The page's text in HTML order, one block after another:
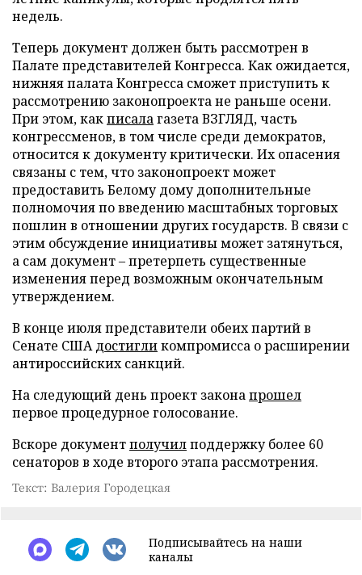
недель.
Теперь документ должен быть рассмотрен в
Палате представителей Конгресса. Как ожидается,
нижняя палата Конгресса сможет приступить к
рассмотрению законопроекта не раньше осени.
При этом, какписалагазета ВЗГЛЯД, часть
конгрессменов, в том числе среди демократов,
относится к документу критически. Их опасения
связаны с тем, что законопроект может
предоставить Белому дому дополнительные
полномочия по введению масштабных торговых
пошлин в отношении других государств. В связи с
этим обсуждение инициативы может затянуться,
а сам документ – претерпеть существенные
изменения перед возможным окончательным
утверждением.
В конце июля представители обеих партий в
Сенате СШАдостигликомпромисса о расширении
антироссийских санкций.
На следующий день проект законапрошел
первое процедурное голосование.
Вскоре документполучилподдержку более 60
сенаторов в ходе второго этапа рассмотрения.
Текст: Валерия Городецкая
Подписывайтесь на наши
каналы